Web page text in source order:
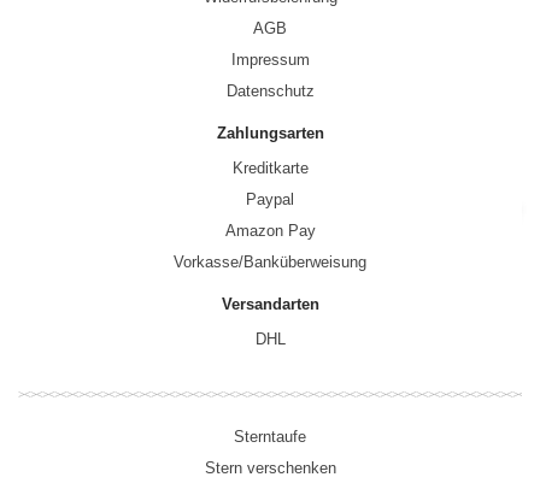
AGB
Impressum
Datenschutz
Zahlungsarten
Kreditkarte
Paypal
Amazon Pay
Vorkasse/Banküberweisung
Versandarten
DHL
Sterntaufe
Stern verschenken